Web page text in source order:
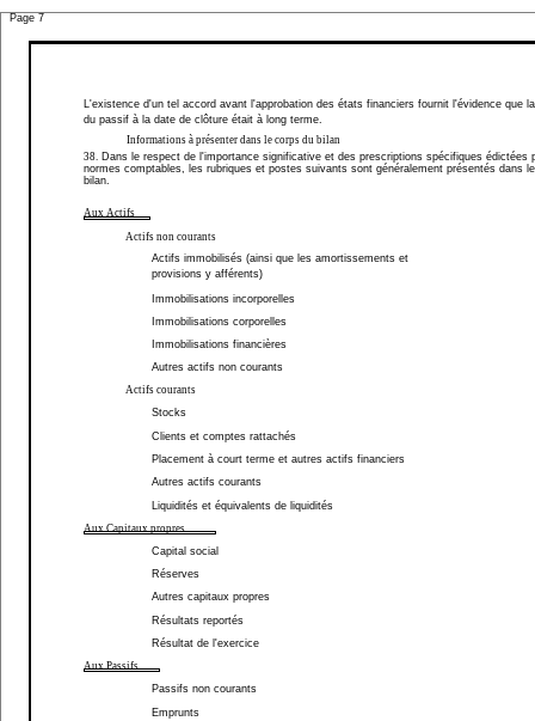
Page 7
L'existence d'un tel accord avant l'approbation des états financiers fournit l'évidence que
du passif à la date de clôture était à long terme.
Informations à présenter dans le corps du bilan
38. Dans le respect de l'importance significative et des prescriptions spécifiques édictées
normes comptables, les rubriques et postes suivants sont généralement présentés dans
bilan.
Aux Actifs
Actifs non courants
Actifs immobilisés (ainsi que les amortissements et
provisions y afférents)
Immobilisations incorporelles
Immobilisations corporelles
Immobilisations financières
Autres actifs non courants
Actifs courants
Stocks
Clients et comptes rattachés
Placement à court terme et autres actifs financiers
Autres actifs courants
Liquidités et équivalents de liquidités
Aux Capitaux propres
Capital social
Réserves
Autres capitaux propres
Résultats reportés
Résultat de l'exercice
Aux Passifs
Passifs non courants
Emprunts